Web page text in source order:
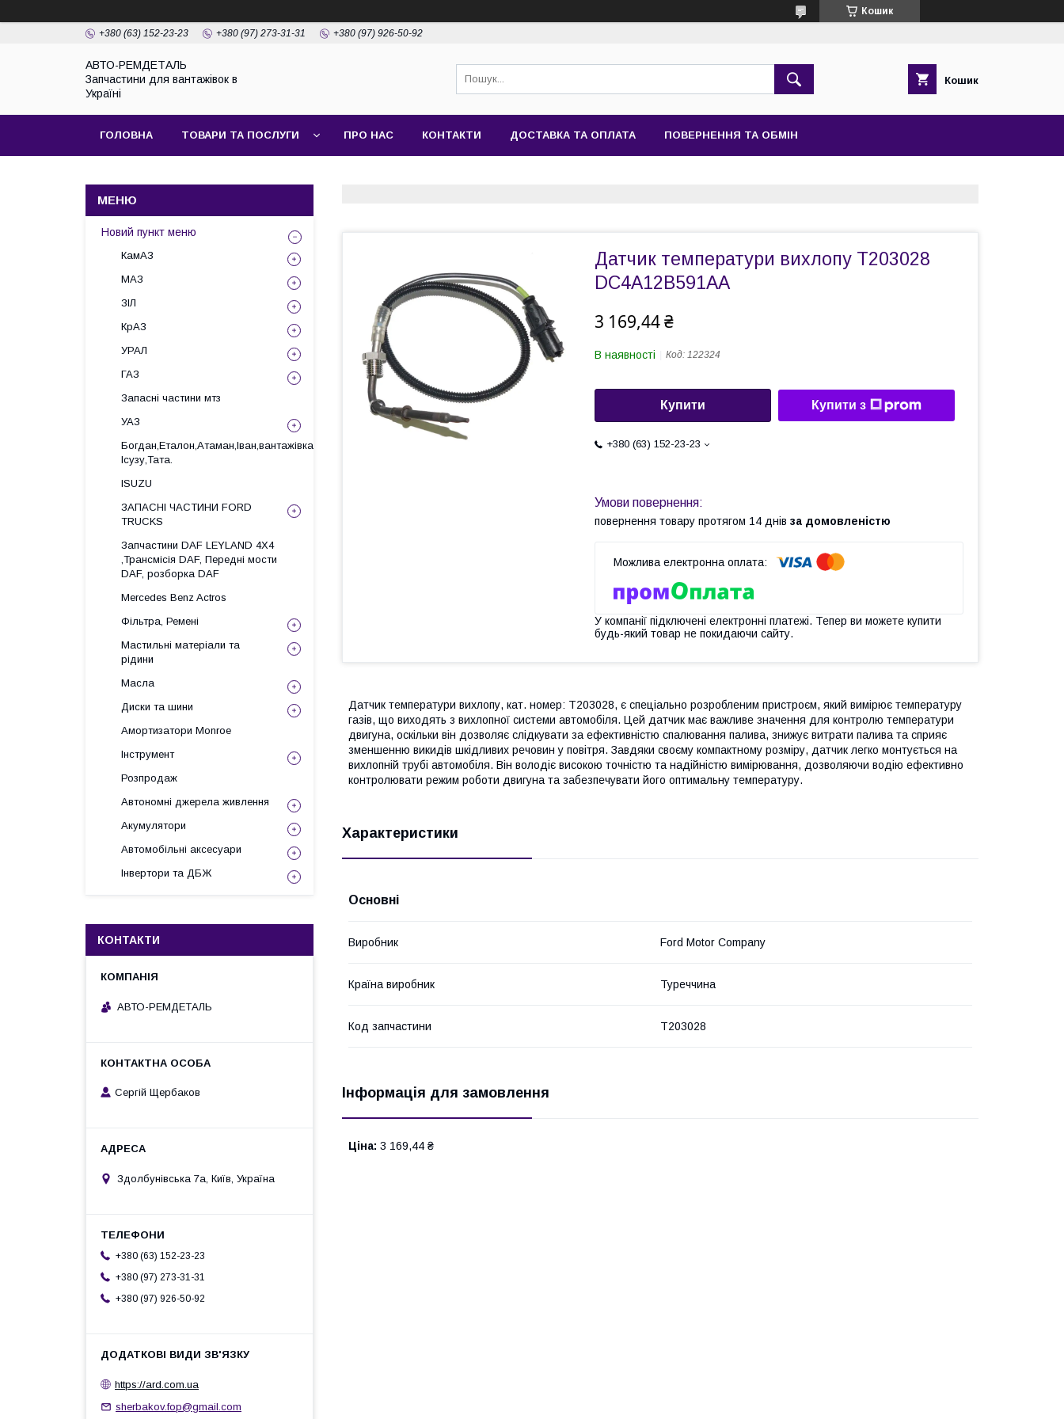
Кошик
+380 (63) 152-23-23 +380 (97) 273-31-31 +380 (97) 926-50-92
АВТО-РЕМДЕТАЛЬ
Запчастини для вантажівок в
Україні
Кошик
ГОЛОВНА ТОВАРИ ТА ПОСЛУГИ ПРО НАС КОНТАКТИ ДОСТАВКА ТА ОПЛАТА ПОВЕРНЕННЯ ТА ОБМІН
Датчик температури вихлопу T203028
DC4A12B591AA
3 169,44 ₴
В наявності Код: 122324
Купити Купити з
+380 (63) 152-23-23
повернення товару протягом 14 днів за домовленістю
У компанії підключені електронні платежі. Тепер ви можете купити
будь-який товар не покидаючи сайту.
Датчик температури вихлопу, кат. номер: T203028, є спеціально розробленим пристроєм, який вимірює температуру
газів, що виходять з вихлопної системи автомобіля. Цей датчик має важливе значення для контролю температури
двигуна, оскільки він дозволяє слідкувати за ефективністю спалювання палива, знижує витрати палива та сприяє
зменшенню викидів шкідливих речовин у повітря. Завдяки своєму компактному розміру, датчик легко монтується на
вихлопній трубі автомобіля. Він володіє високою точністю та надійністю вимірювання, дозволяючи водію ефективно
контролювати режим роботи двигуна та забезпечувати його оптимальну температуру.
Характеристики
Основні
Виробник Ford Motor Company
Країна виробник Туреччина
Код запчастини T203028
Інформація для замовлення
Ціна: 3 169,44 ₴
Новий пункт меню
КамАЗ
МАЗ
ЗІЛ
КрАЗ
УРАЛ
ГАЗ
Запасні частини мтз
УАЗ
Богдан,Еталон,Атаман,Іван,вантажівка
Ісузу,Тата.
ISUZU
ЗАПАСНІ ЧАСТИНИ FORD
TRUCKS
Запчастини DAF LEYLAND 4X4
,Трансмісія DAF, Передні мости
DAF, розборка DAF
Mercedes Benz Actros
Фільтра, Ремені
Мастильні матеріали та
рідини
Масла
Диски та шини
Амортизатори Monroe
Інструмент
Розпродаж
Автономні джерела живлення
Акумулятори
Автомобільні аксесуари
Інвертори та ДБЖ
КОНТАКТИ
АВТО-РЕМДЕТАЛЬ
Сергій Щербаков
Здолбунівська 7а, Київ, Україна
+380 (63) 152-23-23
+380 (97) 273-31-31
+380 (97) 926-50-92
https://ard.com.ua
sherbakov.fop@gmail.com